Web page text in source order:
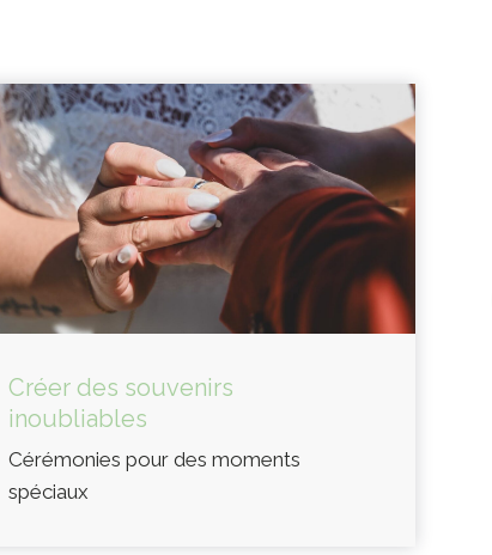
Créer des souvenirs
inoubliables
Cérémonies pour des moments
spéciaux